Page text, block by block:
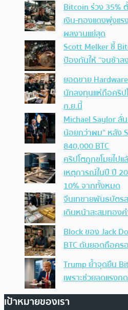
Bitcoin ร่วง 35%
เงิน-ทองแดงพุ่งแ
ผลงานแย่สุด
Scott Melker ชี้
ป้องกันให้ “จนช้าล
ยอดขาย
นักลงทุนแห่ถือคริป
ก.ย.นี้
Michael Saylor ลั่
น้อยกว่าผม” หลัง
840,000 BTC
คริปโตถูกขโมยไป
เหตุการณ์ในปี ปี
10% จากทั้งหมด
จีนเทขายพันธบัตร
เดินหน้าสะสมทอง
Block ของ Jack
BTC ดันยอดถือคร
Trump ย้ำจุดยืน
เพราะช่วยลดแรง
เป้าหมายของเรา